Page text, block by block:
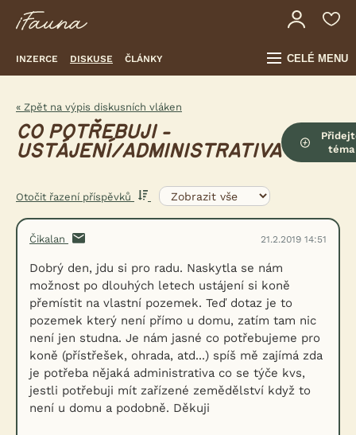
INZERCE DISKUSE ČLÁNKY CELÉ MENU
« Zpět na výpis diskusních vláken
CO POTŘEBUJI -
USTÁJENÍ/ADMINISTRATIVA
téma
Otočit řazení příspěvků
Čikalan 21.2.2019 14:51
Dobrý den, jdu si pro radu. Naskytla se nám
možnost po dlouhých letech ustájení si koně
přemístit na vlastní pozemek. Teď dotaz je to
pozemek který není přímo u domu, zatím tam nic
není jen studna. Je nám jasné co potřebujeme pro
koně (přístřešek, ohrada, atd...) spíš mě zajímá zda
je potřeba nějaká administrativa co se týče kvs,
jestli potřebuji mít zařízené zemědělství když to
není u domu a podobně. Děkuji